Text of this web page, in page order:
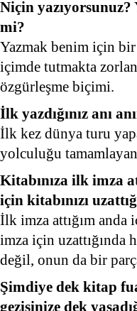
Niçin
mi?
Yazmak benim için
içimde tutmakta
özgürleşme biçimi.
İlk yazdığınız anı
İlk kez dünya turu
yolculuğu
Kitabınıza ilk imza
için kitabınızı
İlk imza attığım
imza için uzattığında
değil, onun da bir
Şimdiye dek kitap
gezişinize dek